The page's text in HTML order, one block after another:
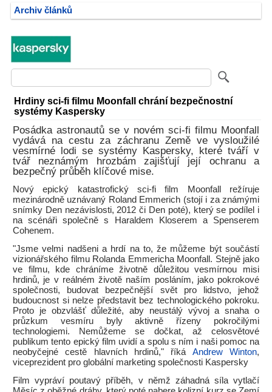
Archiv článků
Hrdiny sci-fi filmu Moonfall chrání bezpečnostní
systémy Kaspersky
Posádka astronautů se v novém sci-fi filmu Moonfall
vydává na cestu za záchranu Země ve vysloužilé
vesmírné lodi se systémy Kaspersky, které tváří v
tvář neznámým hrozbám zajišťují její ochranu a
bezpečný průběh klíčové mise.
Nový epický katastrofický sci-fi film Moonfall režíruje
mezinárodně uznávaný Roland Emmerich (stojí i za známými
snímky Den nezávislosti, 2012 či Den poté), který se podílel i
na scénáři společně s Haraldem Kloserem a Spenserem
Cohenem.
"Jsme velmi nadšeni a hrdí na to, že můžeme být součástí
vizionářského filmu Rolanda Emmericha Moonfall. Stejně jako
ve filmu, kde chráníme životně důležitou vesmírnou misi
hrdinů, je v reálném životě naším posláním, jako pokrokové
společnosti, budovat bezpečnější svět pro lidstvo, jehož
budoucnost si nelze představit bez technologického pokroku.
Proto je obzvlášť důležité, aby neustálý vývoj a snaha o
průzkum vesmíru byly aktivně řízeny pokročilými
technologiemi. Nemůžeme se dočkat, až celosvětové
publikum tento epický film uvidí a spolu s ním i naši pomoc na
neobyčejné cestě hlavních hrdinů," říká Andrew Winton,
viceprezident pro globální marketing společnosti Kaspersky
Film vypráví poutavý příběh, v němž záhadná síla vytlačí